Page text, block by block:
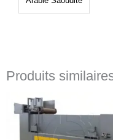
Produits